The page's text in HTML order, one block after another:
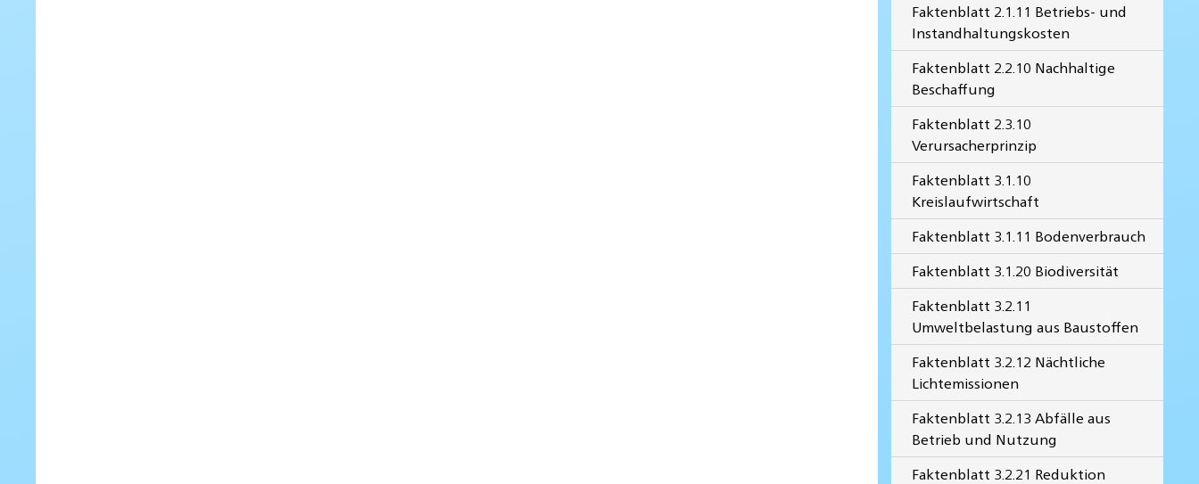
Faktenblatt 2.1.11 Betriebs- und
Instandhaltungskosten
Faktenblatt 2.2.10 Nachhaltige
Beschaffung
Faktenblatt 2.3.10
Verursacherprinzip
Faktenblatt 3.1.10
Kreislaufwirtschaft
Faktenblatt 3.1.11 Bodenverbrauch
Faktenblatt 3.1.20 Biodiversität
Faktenblatt 3.2.11
Umweltbelastung aus Baustoffen
Faktenblatt 3.2.12 Nächtliche
Lichtemissionen
Faktenblatt 3.2.13 Abfälle aus
Betrieb und Nutzung
Faktenblatt 3.2.21 Reduktion